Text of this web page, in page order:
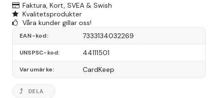
Faktura, Kort, SVEA & Swish
Kvalitetsprodukter
Våra kunder gillar oss!
EAN-kod 7333134032269
UNSPSC-kod 44111501
Varumärke CardKeep
DELA